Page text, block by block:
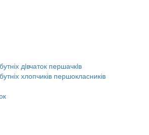
дiвчаток першачкiв
хлопчиків першокласників